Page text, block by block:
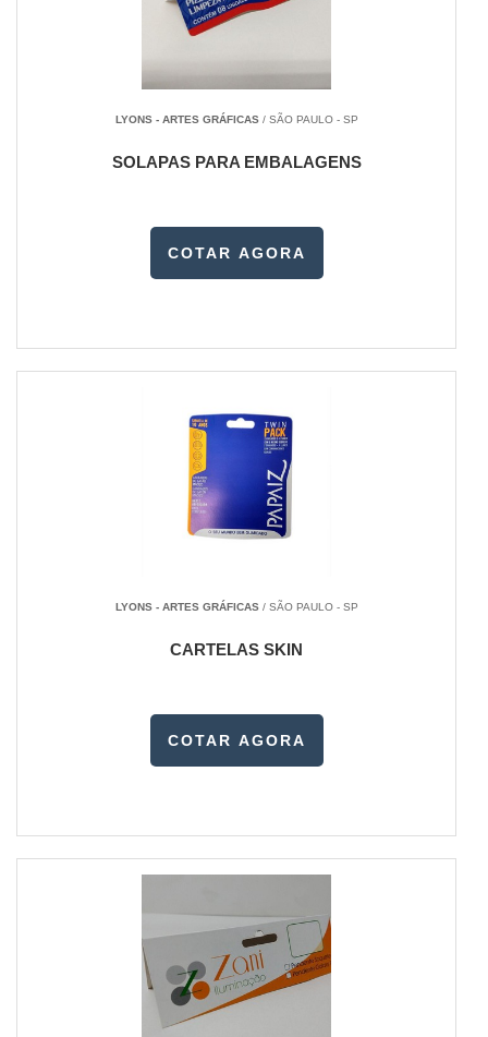
LYONS - ARTES GRÁFICAS/ SÃO PAULO - SP
SOLAPAS PARA EMBALAGENS
COTAR AGORA
LYONS - ARTES GRÁFICAS/ SÃO PAULO - SP
CARTELAS SKIN
COTAR AGORA